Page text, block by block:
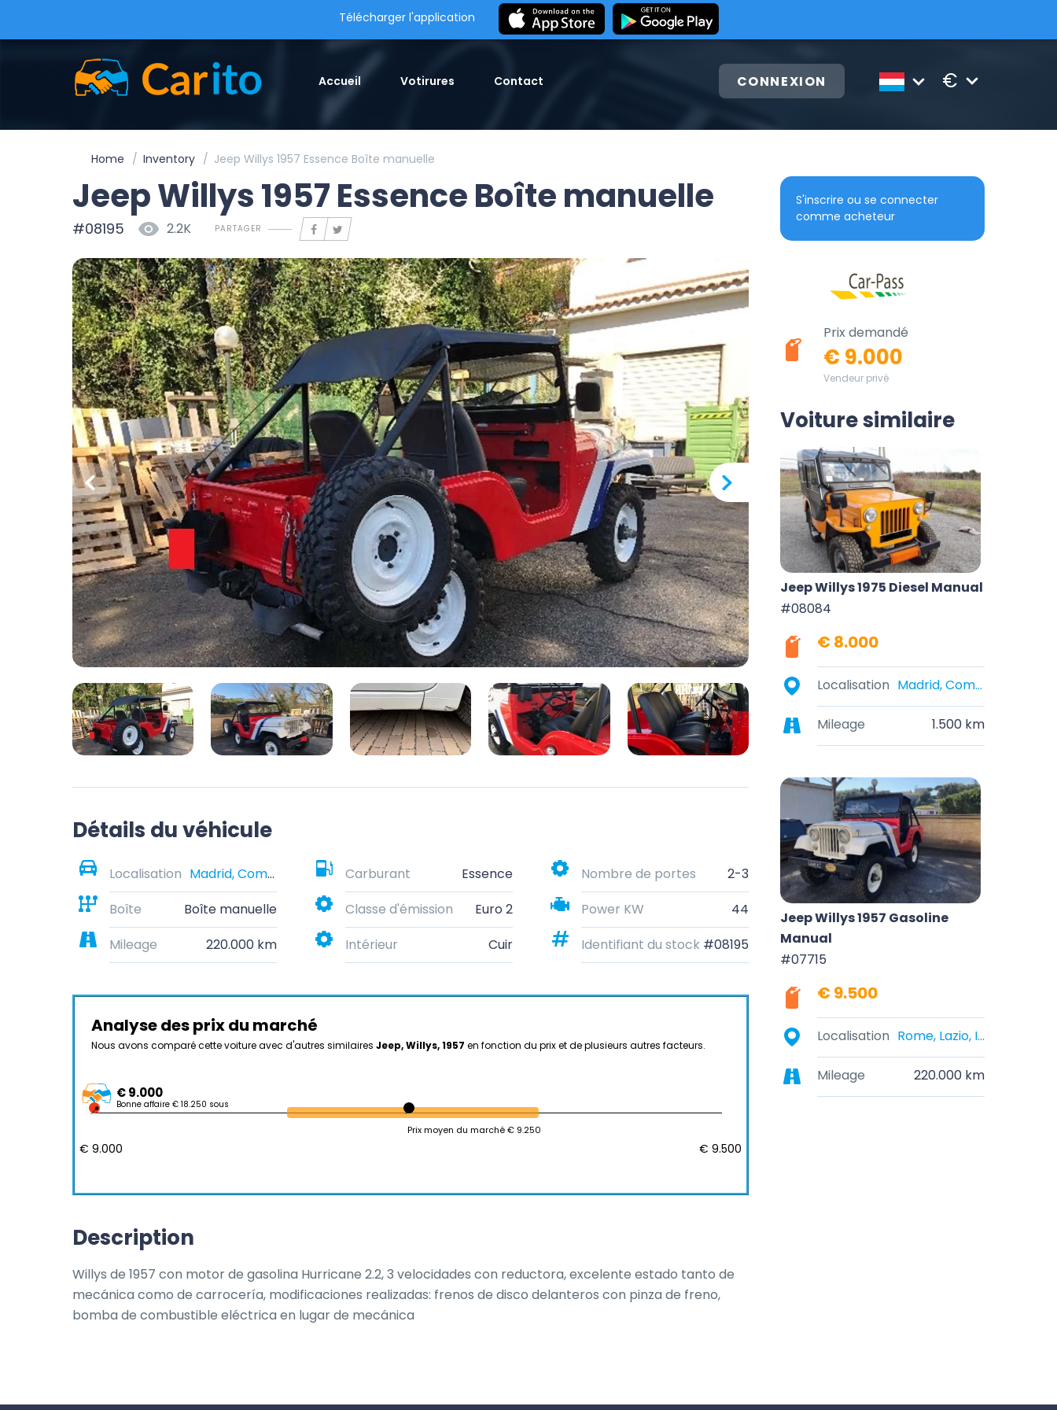
Télécharger l'application
Accueil Votirures Contact CONNEXION €
Home Inventory Jeep Willys 1957 Essence Boîte manuelle
Jeep Willys 1957 Essence Boîte manuelle
#08195 2.2K PARTAGER
Détails du véhicule
Localisation Madrid, Community of Madrid, Spain Carburant Essence Nombre de portes
2-3
Boîte
Boîte manuelle Classe d'émission Euro 2 Power KW
44
Mileage
220.000 km Intérieur Cuir Identifiant du stock #08195
Analyse des prix du marché
Nous avons comparé cette voiture avec d'autres similaires Jeep, Willys, 1957 en fonction du prix et de plusieurs autres facteurs.
€ 9.000
Bonne affaire € 18.250 sous
Prix moyen du marché € 9.250
€ 9.000 € 9.500
Description
Willys de 1957 con motor de gasolina Hurricane 2.2, 3 velocidades con reductora, excelente estado tanto de
mecánica como de carrocería, modificaciones realizadas: frenos de disco delanteros con pinza de freno,
bomba de combustible eléctrica en lugar de mecánica
S'inscrire ou se connecter
comme acheteur
Prix demandé
€ 9.000
Vendeur privé
Voiture similaire
Jeep Willys 1975 Diesel Manual
#08084
€ 8.000
Localisation Madrid, Community of Madrid, Spain
Mileage 1.500 km
Jeep Willys 1957 Gasoline
Manual
#07715
€ 9.500
Localisation Rome, Lazio, Italy
Mileage 220.000 km